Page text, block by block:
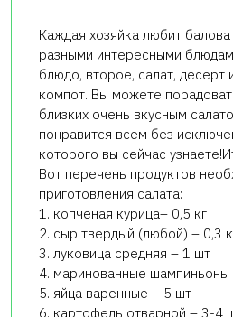
Каждая хозяйка любит
разными интересными
блюдо, второе, салат, десерт
компот. Вы можете
близких очень вкусным
понравится всем без
которого вы сейчас
Вот перечень продуктов
приготовления салата:
1. копченая курица– 0,5 кг
2. сыр твердый (любой) – 0,3
3. луковица средняя – 1 шт
4. маринованные шампиньоны
5. яйца варенные – 5 шт
6. картофель отварной – 3-4